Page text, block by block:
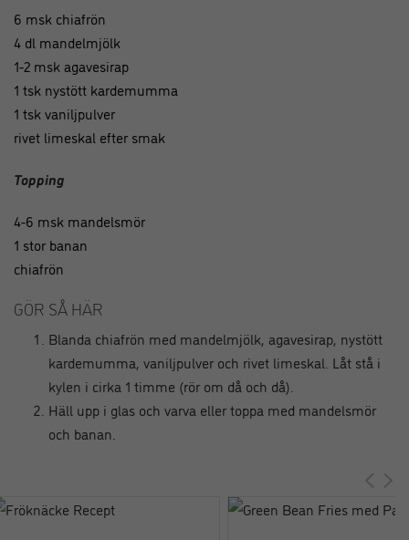
6 msk chiafrön
4 dl mandelmjölk
1-2 msk agavesirap
1 tsk nystött kardemumma
1 tsk vaniljpulver
rivet limeskal efter smak
Topping
4-6 msk mandelsmör
1 stor banan
chiafrön
GÖR SÅ HÄR
Blanda chiafrön med mandelmjölk, agavesirap, nystött
kardemumma, vaniljpulver och rivet limeskal. Låt stå i
kylen i cirka 1 timme (rör om då och då).
Häll upp i glas och varva eller toppa med mandelsmör
och banan.